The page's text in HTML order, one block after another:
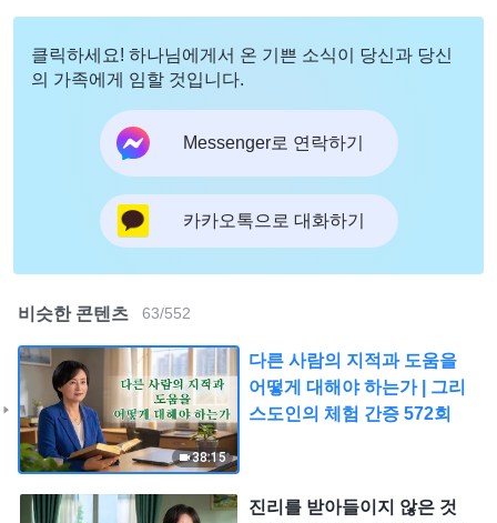
클릭하세요! 하나님에게서 온 기쁜 소식이 당신과 당신
의 가족에게 임할 것입니다.
Messenger로 연락하기
카카오톡으로 대화하기
비슷한 콘텐츠 63/552
38:15
다른 사람의 지적과 도움을
어떻게 대해야 하는가 | 그리
스도인의 체험 간증 572회
진리를 받아들이지 않은 것